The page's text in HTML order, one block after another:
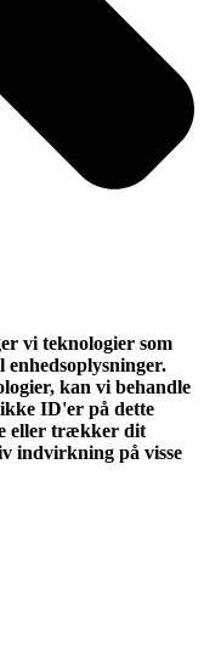
vi teknologier som
enhedsoplysninger.
kan vi behandle
ID'er på dette
eller trækker dit
indvirkning på visse